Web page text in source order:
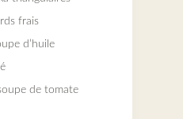
frais
d’huile
de tomate